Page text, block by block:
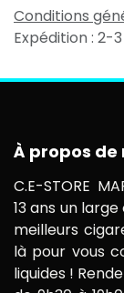
Conditions
Expédition : 2-
À propos de
C.E-STORE
13 ans un
meilleurs
là pour vous
liquides !